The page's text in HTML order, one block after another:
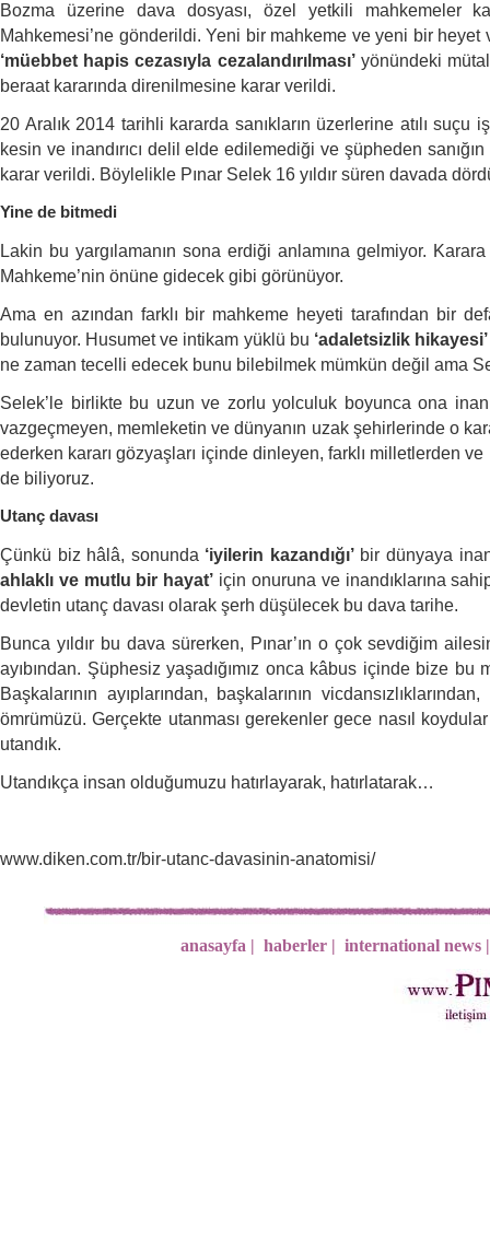
Bozma üzerine dava dosyası, özel yetkili mahkemeler
Mahkemesi’ne gönderildi. Yeni bir mahkeme ve yeni bir heyet
‘müebbet hapis cezasıyla cezalandırılması’yönündeki
beraat kararında direnilmesine karar verildi.
20 Aralık 2014 tarihli kararda sanıkların üzerlerine atılı
kesin ve inandırıcı delil elde edilemediği ve şüpheden
karar verildi. Böylelikle Pınar Selek 16 yıldır süren davada
Yine de bitmedi
Lakin bu yargılamanın sona erdiği anlamına gelmiyor.
Mahkeme’nin önüne gidecek gibi görünüyor.
Ama en azından farklı bir mahkeme heyeti tarafından bir
bulunuyor. Husumet ve intikam yüklü bu ‘adaletsizlik hikayesi’
ne zaman tecelli edecek bunu bilebilmek mümkün değil ama
Selek’le birlikte bu uzun ve zorlu yolculuk boyunca ona
vazgeçmeyen, memleketin ve dünyanın uzak şehirlerinde o
ederken kararı gözyaşları içinde dinleyen, farklı milletlerden
de biliyoruz.
Utanç davası
Çünkü biz hâlâ, sonunda ‘iyilerin kazandığı’bir dünyaya
ahlaklı ve mutlu bir hayat’ için onuruna ve inandıklarına
devletin utanç davası olarak şerh düşülecek bu dava tarihe.
Bunca yıldır bu dava sürerken, Pınar’ın o çok sevdiğim
ayıbından. Şüphesiz yaşadığımız onca kâbus içinde bize
Başkalarının ayıplarından, başkalarının
ömrümüzü. Gerçekte utanması gerekenler gece nasıl
utandık.
Utandıkça insan olduğumuzu hatırlayarak, hatırlatarak…
www.diken.com.tr/bir-utanc-davasinin-anatomisi/
anasayfa | haberler | international news |